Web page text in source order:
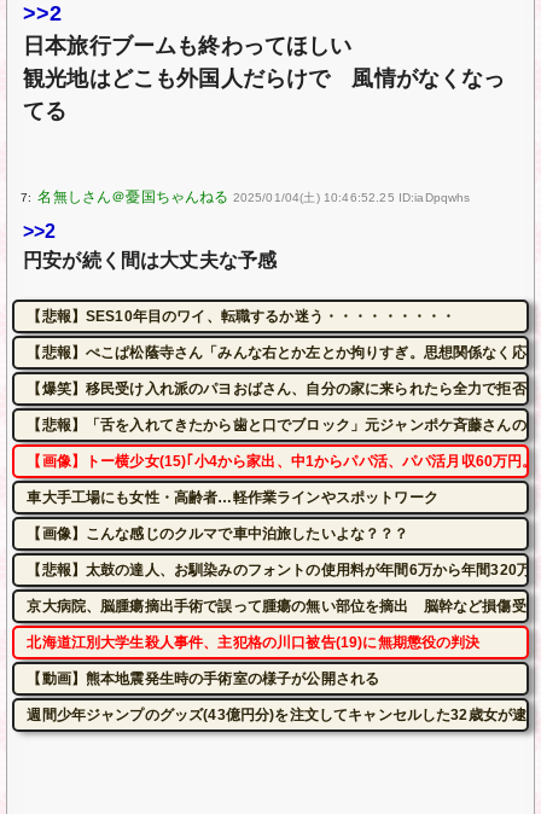
>>2
日本旅行ブームも終わってほしい
観光地はどこも外国人だらけで 風情がなくなっ
てる
7: 2025/01/04(土) 10:46:52.25 ID:iaDpqwhs
>>2
円安が続く間は大丈夫な予感
【悲報】SES10年目のワイ、転職するか迷う・・・・・・・・・
【悲報】ぺこぱ松蔭寺さん「みんな右とか左とか拘りすぎ。思想関係なく応
【爆笑】移民受け入れ派のパヨおばさん、自分の家に来られたら全力で拒否
【悲報】「舌を入れてきたから歯と口でブロック」元ジャンポケ斉藤さんの
【画像】トー横少女(15)｢小4から家出、中1からパパ活、パパ活月収60万円。
車大手工場にも女性・高齢者…軽作業ラインやスポットワーク
【画像】こんな感じのクルマで車中泊旅したいよな？？？
【悲報】太鼓の達人、お馴染みのフォントの使用料が年間6万から年間320万
京大病院、脳腫瘍摘出手術で誤って腫瘍の無い部位を摘出 脳幹など損傷受
北海道江別大学生殺人事件、主犯格の川口被告(19)に無期懲役の判決
【動画】熊本地震発生時の手術室の様子が公開される
週間少年ジャンプのグッズ(43億円分)を注文してキャンセルした32歳女が逮捕